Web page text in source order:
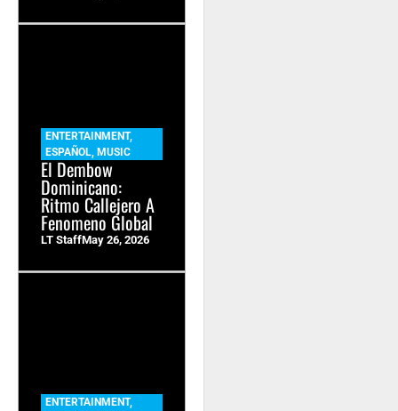
ENTERTAINMENT,
ESPAÑOL, MUSIC
El Dembow
Dominicano:
Ritmo Callejero A
Fenomeno Global
LT StaffMay 26, 2026
ENTERTAINMENT,